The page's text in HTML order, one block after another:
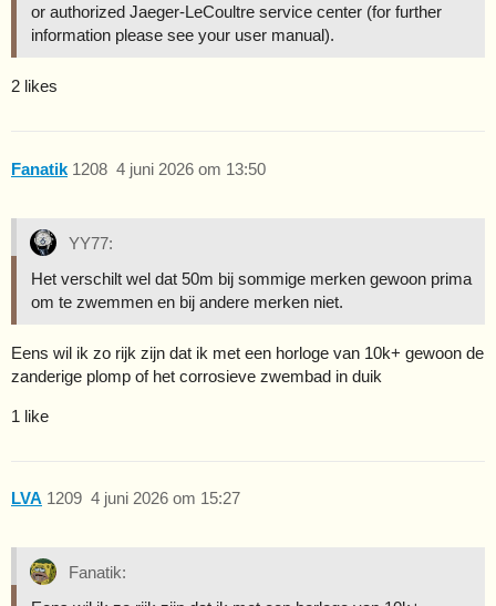
or authorized Jaeger‑LeCoultre service center (for further
information please see your user manual).
2 likes
Fanatik 4 juni 2026 om 13:50
1208
YY77:
Het verschilt wel dat 50m bij sommige merken gewoon prima
om te zwemmen en bij andere merken niet.
Eens wil ik zo rijk zijn dat ik met een horloge van 10k+ gewoon de
zanderige plomp of het corrosieve zwembad in duik
1 like
LVA 4 juni 2026 om 15:27
1209
Fanatik: